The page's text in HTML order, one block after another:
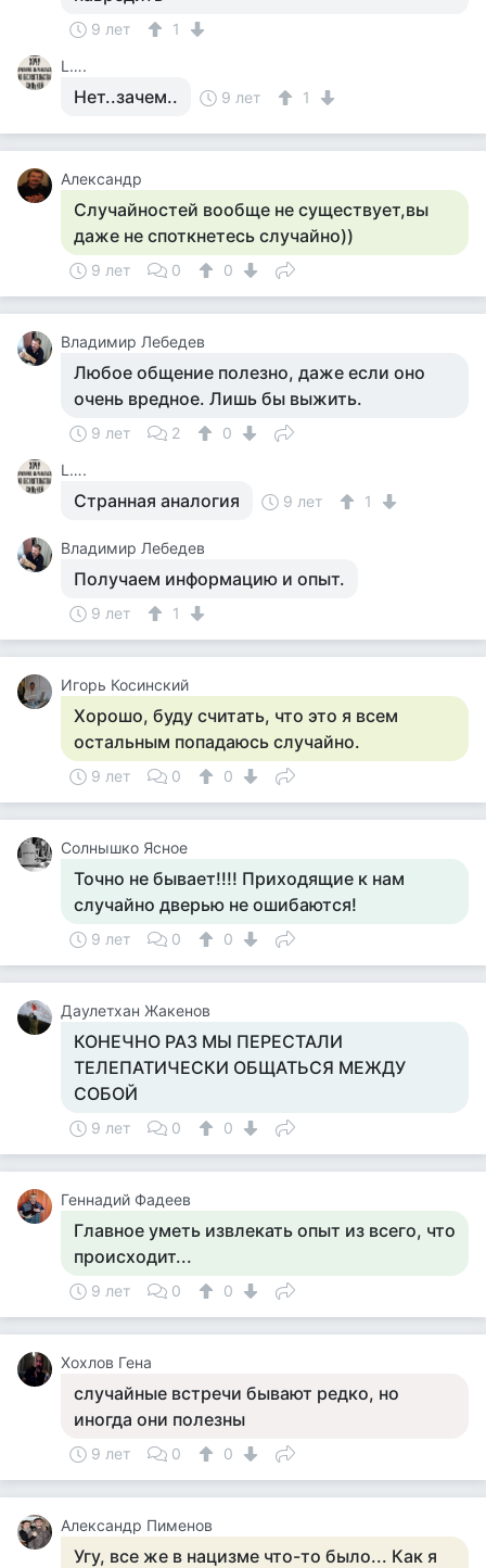
9 лет
1
L….
Нет..зачем.. 9 лет 1
Александр
Случайностей вообще не существует,вы
даже не споткнетесь случайно))
9 лет 0 0
Владимир Лебедев
Любое общение полезно, даже если оно
очень вредное. Лишь бы выжить.
9 лет 2
0
L….
Странная аналогия 9 лет 1
Владимир Лебедев
Получаем информацию и опыт.
9 лет 1
Игорь Косинский
Хорошо, буду считать, что это я всем
остальным попадаюсь случайно.
9 лет 0 0
Солнышко Ясное
Точно не бывает!!!! Приходящие к нам
случайно дверью не ошибаются!
9 лет 0 0
Даулетхан Жакенов
КОНЕЧНО РАЗ МЫ ПЕРЕСТАЛИ
ТЕЛЕПАТИЧЕСКИ ОБЩАТЬСЯ МЕЖДУ
СОБОЙ
9 лет 0 0
Геннадий Фадеев
Главное уметь извлекать опыт из всего, что
происходит...
9 лет 0 0
Хохлов Гена
случайные встречи бывают редко, но
иногда они полезны
9 лет 0 0
Александр Пименов
Угу, все же в нацизме что-то было... Как я